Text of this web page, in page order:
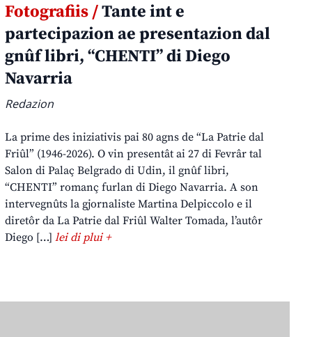
Fotografiis /Tante int e
partecipazion ae presentazion dal
gnûf libri, “CHENTI” di Diego
Navarria
Redazion
La prime des iniziativis pai 80 agns de “La Patrie dal
Friûl” (1946-2026). O vin presentât ai 27 di Fevrâr tal
Salon di Palaç Belgrado di Udin, il gnûf libri,
“CHENTI” romanç furlan di Diego Navarria. A son
intervegnûts la gjornaliste Martina Delpiccolo e il
diretôr da La Patrie dal Friûl Walter Tomada, l’autôr
Diego […]lei di plui +